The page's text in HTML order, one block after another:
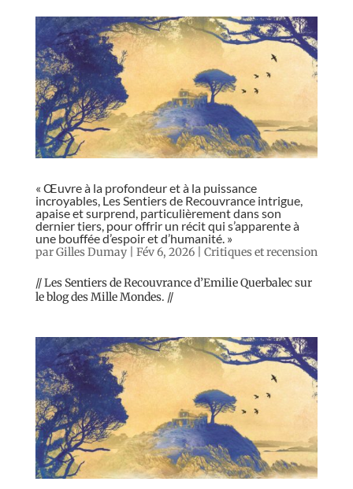
« Œuvre à la profondeur et à la puissance
incroyables, Les Sentiers de Recouvrance intrigue,
apaise et surprend, particulièrement dans son
dernier tiers, pour offrir un récit qui s’apparente à
une bouffée d’espoir et d’humanité. »
parGilles Dumay| Fév 6, 2026| Critiques et recension
// Les Sentiers de Recouvrance d’Emilie Querbalec sur
le blog des Mille Mondes. //